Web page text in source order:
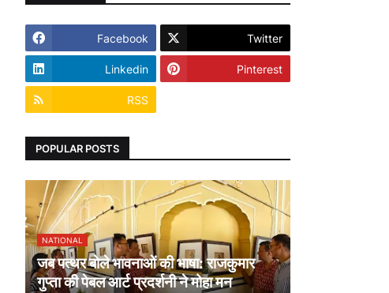
Facebook Twitter
Linkedin Pinterest
RSS
POPULAR POSTS
NATIONAL
जब पत्थर बोले भावनाओं की भाषा: राजकुमार
गुप्ता की पेबल आर्ट प्रदर्शनी ने मोहा मन